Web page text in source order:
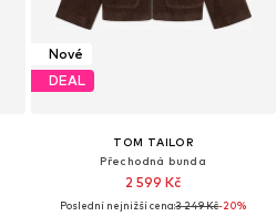
Nové
DEAL
TOM TAILOR
Přechodná bunda
2 599 Kč
Poslední nejnižší cena:3 249 Kč-20%